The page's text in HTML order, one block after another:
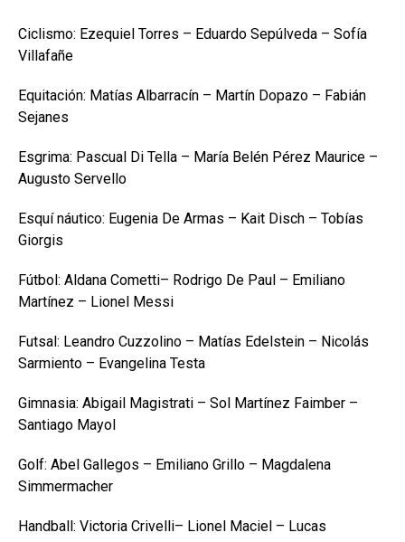
Ciclismo: Ezequiel Torres – Eduardo Sepúlveda – Sofía
Villafañe
Equitación: Matías Albarracín – Martín Dopazo – Fabián
Sejanes
Esgrima: Pascual Di Tella – María Belén Pérez Maurice –
Augusto Servello
Esquí náutico: Eugenia De Armas – Kait Disch – Tobías
Giorgis
Fútbol: Aldana Cometti– Rodrigo De Paul – Emiliano
Martínez – Lionel Messi
Futsal: Leandro Cuzzolino – Matías Edelstein – Nicolás
Sarmiento – Evangelina Testa
Gimnasia: Abigail Magistrati – Sol Martínez Faimber –
Santiago Mayol
Golf: Abel Gallegos – Emiliano Grillo – Magdalena
Simmermacher
Handball: Victoria Crivelli– Lionel Maciel – Lucas